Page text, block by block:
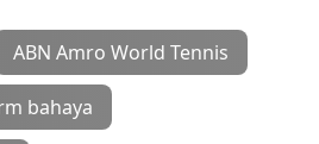
ABN Amro World Tennis
bahaya